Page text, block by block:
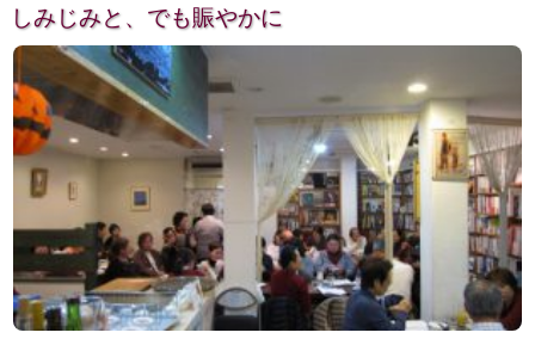
しみじみと、でも賑やかに